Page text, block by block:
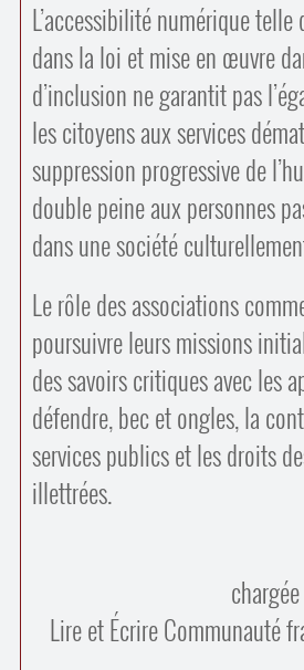
L’accessibilité numérique telle
dans la loi et mise en œuvre
d’inclusion ne garantit pas
les citoyens aux services
suppression progressive de
double peine aux personnes
dans une société
Le rôle des associations
poursuivre leurs missions
des savoirs critiques avec les
défendre, bec et ongles, la
services publics et les droits
illettrées.
Lire et Écrire Communauté